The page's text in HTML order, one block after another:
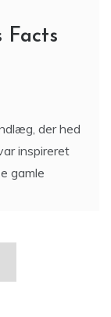
Facts
der hed
inspireret
gamle